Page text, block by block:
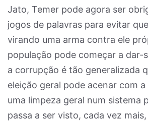
Jato, Temer pode agora ser
jogos de palavras para evitar
virando uma arma contra ele
população pode começar a dar-
a corrupção é tão generalizada
eleição geral pode acenar com
uma limpeza geral num sistema
passa a ser visto, cada vez